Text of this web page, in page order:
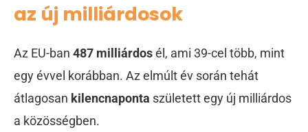
az új milliárdosok
Az EU-ban 487 milliárdosél, ami 39-cel több, mint
egy évvel korábban. Az elmúlt év során tehát
átlagosan kilencnaponta született egy új milliárdos
a közösségben.